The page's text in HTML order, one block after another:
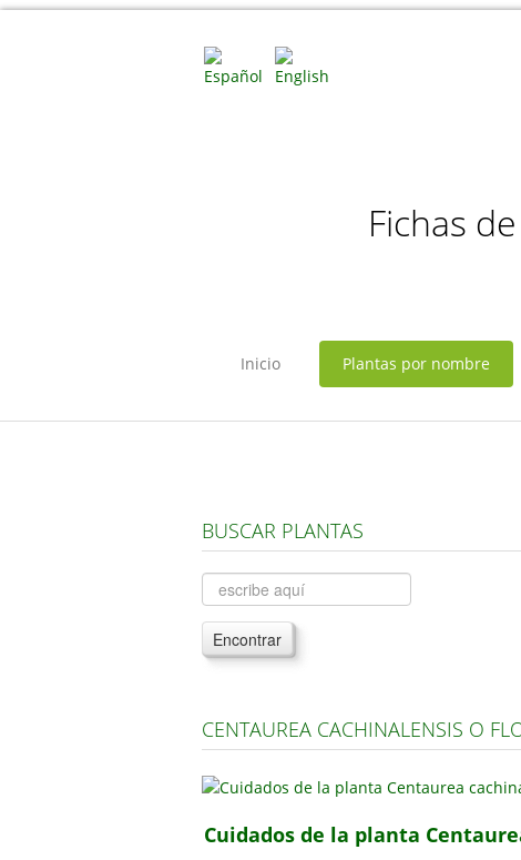
Fichas
Inicio Plantas por nombre
BUSCAR PLANTAS
Encontrar
CENTAUREA CACHINALENSIS O
Cuidados de la planta